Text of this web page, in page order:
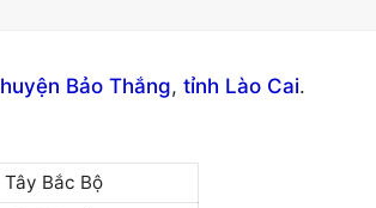
huyện Bảo Thắng, tỉnh Lào Cai.
Tây Bắc Bộ